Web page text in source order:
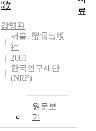
歌
강명관
서울: 螢雪出版
社
2001
한국연구재단
(NRF)
원문보
기
료